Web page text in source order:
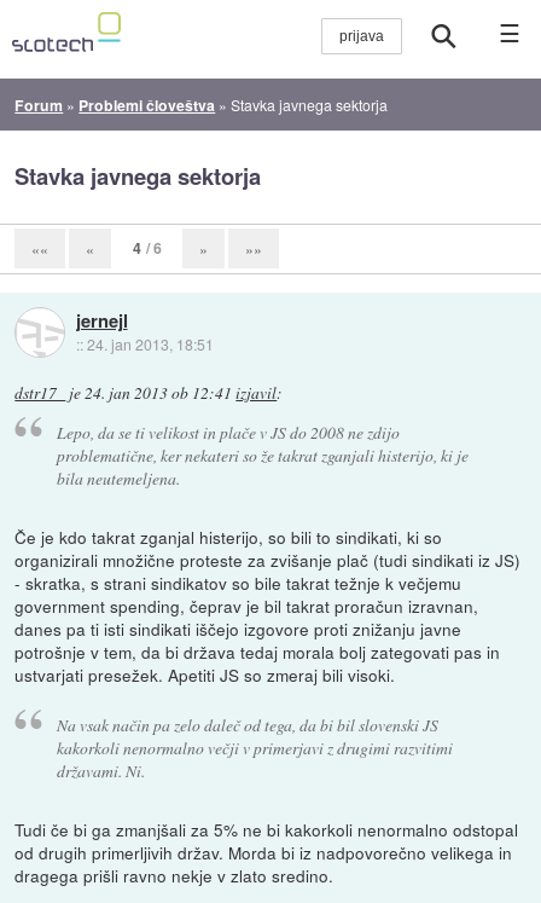
☰
Forum » Problemi človeštva »Stavka javnega sektorja
Stavka javnega sektorja
«« « 4 / 6 » »»
jernejl
::24. jan 2013, 18:51
dstr17_ je24. jan 2013 ob 12:41 izjavil:
Lepo, da se ti velikost in plače v JS do 2008 ne zdijo
problematične, ker nekateri so že takrat zganjali histerijo, ki je
bila neutemeljena.
Če je kdo takrat zganjal histerijo, so bili to sindikati, ki so
organizirali množične proteste za zvišanje plač (tudi sindikati iz JS)
- skratka, s strani sindikatov so bile takrat težnje k večjemu
government spending, čeprav je bil takrat proračun izravnan,
danes pa ti isti sindikati iščejo izgovore proti znižanju javne
potrošnje v tem, da bi država tedaj morala bolj zategovati pas in
ustvarjati presežek. Apetiti JS so zmeraj bili visoki.
Na vsak način pa zelo daleč od tega, da bi bil slovenski JS
kakorkoli nenormalno večji v primerjavi z drugimi razvitimi
državami. Ni.
Tudi če bi ga zmanjšali za 5% ne bi kakorkoli nenormalno odstopal
od drugih primerljivih držav. Morda bi iz nadpovorečno velikega in
dragega prišli ravno nekje v zlato sredino.